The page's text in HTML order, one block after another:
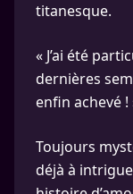
titanesque.
« J’ai été
dernières
enfin achevé
Toujours
déjà à